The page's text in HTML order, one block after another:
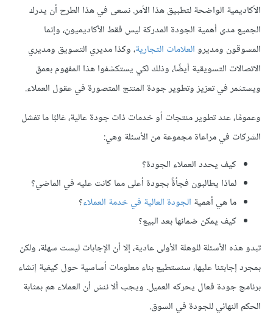
الأكاديمية الواضحة لتطبيق هذا الأمر. نسعى في هذا الطرح أن يدرك
الجميع مدى أهمية الجودة المدركة ليس فقط الأكاديميون، وإنما
المسوقون ومديروالعلامات التجارية، وكذا مديري التسويق ومديري
الاتصالات التسويقية أيضًا، وذلك لكي يستكشفوا هذا المفهوم بعمق
ويستثمر في تعزيز وتطوير جودة المنتج المتصورة في عقول العملاء.
وعمومًا، عند تطوير منتجات أو خدمات ذات جودة عالية، غالبًا ما تفشل
الشركات في مراعاة مجموعة من الأسئلة وهي:
كيف يحدد العملاء الجودة؟
لماذا يطالبون فجأةً بجودة أعلى مما كانت عليه في الماضي؟
ما هي أهمية الجودة العالية في خدمة العملاء؟
كيف يمكن ضمانها بعد البيع؟
تبدو هذه الأسئلة للوهلة الأولى عادية، إلا أن الإجابات ليست سهلة، ولكن
بمجرد إجابتنا عليها، سنستطيع بناء معلومات أساسية حول كيفية إنشاء
برنامج جودة فعال يحركه العميل. ويجب ألا ننسَ أن العملاء هم بمثابة
الحكم النهائي للجودة في السوق.